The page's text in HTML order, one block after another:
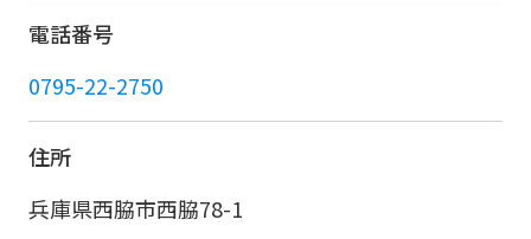
電話番号
0795-22-2750
住所
兵庫県西脇市西脇78-1